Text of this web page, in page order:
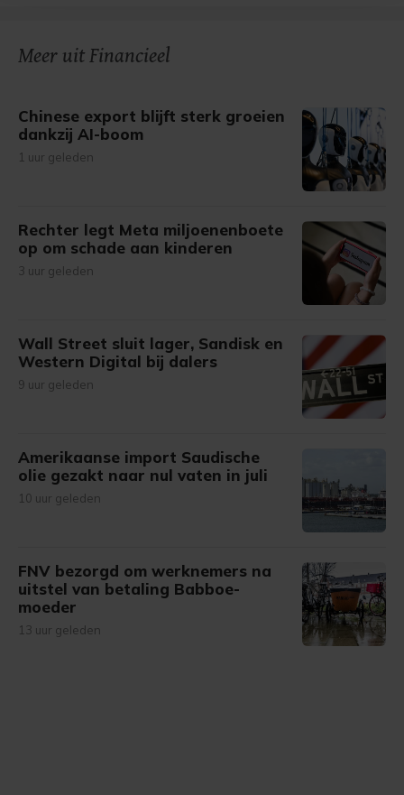
gemaakte keuze altijd wijzigen of intrekken.
Meer uit Financieel
Chinese export blijft sterk groeien
dankzij AI-boom
1 uur geleden
Rechter legt Meta miljoenenboete
op om schade aan kinderen
3 uur geleden
Wall Street sluit lager, Sandisk en
Western Digital bij dalers
9 uur geleden
Amerikaanse import Saudische
olie gezakt naar nul vaten in juli
10 uur geleden
FNV bezorgd om werknemers na
uitstel van betaling Babboe-
moeder
13 uur geleden